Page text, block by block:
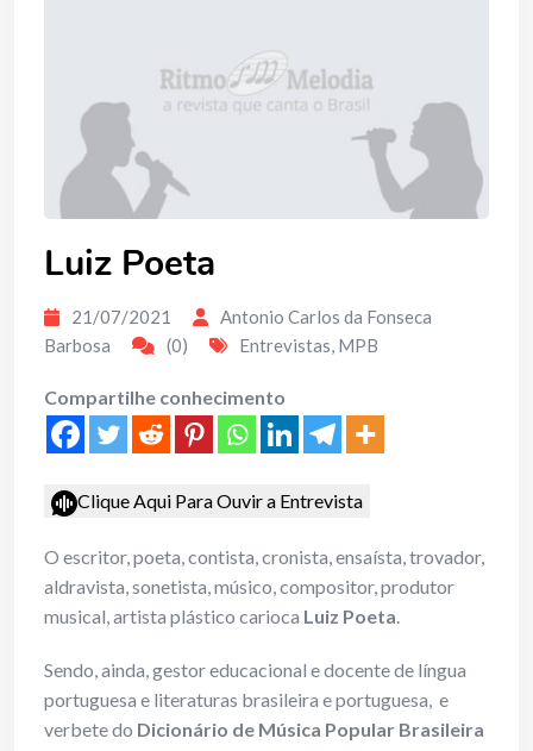
Luiz Poeta
21/07/2021
Antonio Carlos da Fonseca
Barbosa
(0) Entrevistas, MPB
Compartilhe conhecimento
Clique Aqui Para Ouvir a Entrevista
O escritor, poeta, contista, cronista, ensaísta, trovador,
aldravista, sonetista, músico, compositor, produtor
musical, artista plástico carioca Luiz Poeta.
Sendo, ainda, gestor educacional e docente de língua
portuguesa e literaturas brasileira e portuguesa, e
verbete do Dicionário de Música Popular Brasileira